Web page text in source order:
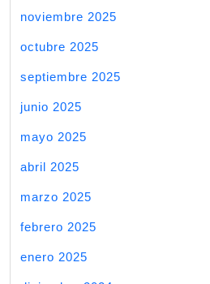
noviembre 2025
octubre 2025
septiembre 2025
junio 2025
mayo 2025
abril 2025
marzo 2025
febrero 2025
enero 2025